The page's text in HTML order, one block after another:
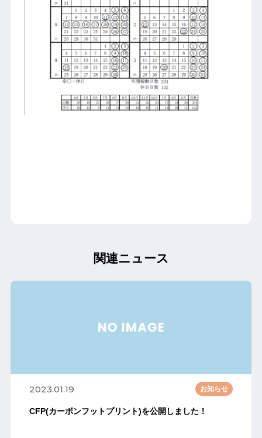
関連ニュース
2023.01.19 お知らせ
CFP(カーボンフットプリント)を公開しました！